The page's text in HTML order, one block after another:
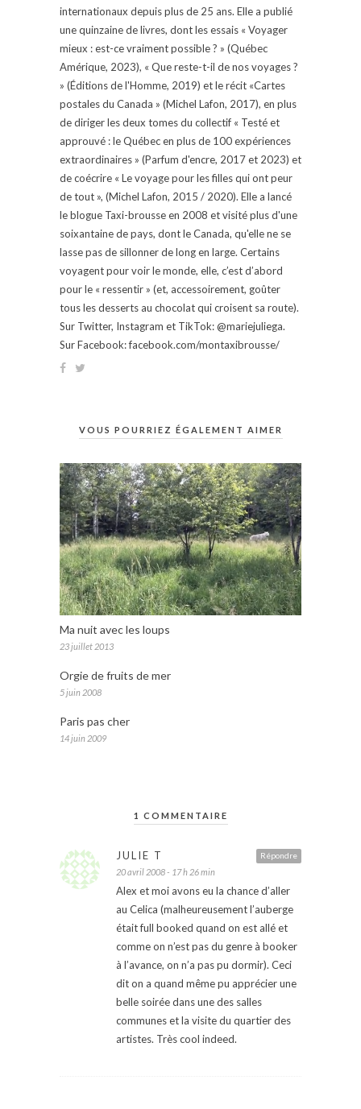
internationaux depuis plus de 25 ans. Elle a publié
une quinzaine de livres, dont les essais « Voyager
mieux : est-ce vraiment possible ? » (Québec
Amérique, 2023), « Que reste-t-il de nos voyages ?
» (Éditions de l'Homme, 2019) et le récit «Cartes
postales du Canada » (Michel Lafon, 2017), en plus
de diriger les deux tomes du collectif « Testé et
approuvé : le Québec en plus de 100 expériences
extraordinaires » (Parfum d'encre, 2017 et 2023) et
de coécrire « Le voyage pour les filles qui ont peur
de tout », (Michel Lafon, 2015 / 2020). Elle a lancé
le blogue Taxi-brousse en 2008 et visité plus d'une
soixantaine de pays, dont le Canada, qu'elle ne se
lasse pas de sillonner de long en large. Certains
voyagent pour voir le monde, elle, c’est d’abord
pour le « ressentir » (et, accessoirement, goûter
tous les desserts au chocolat qui croisent sa route).
Sur Twitter, Instagram et TikTok: @mariejuliega.
Sur Facebook: facebook.com/montaxibrousse/
VOUS POURRIEZ ÉGALEMENT AIMER
Ma nuit avec les loups
23 juillet 2013
Orgie de fruits de mer
5 juin 2008
Paris pas cher
14 juin 2009
1 COMMENTAIRE
Répondre
JULIE T
20 avril 2008 - 17 h 26 min
Alex et moi avons eu la chance d’aller
au Celica (malheureusement l’auberge
était full booked quand on est allé et
comme on n’est pas du genre à booker
à l’avance, on n’a pas pu dormir). Ceci
dit on a quand même pu apprécier une
belle soirée dans une des salles
communes et la visite du quartier des
artistes. Très cool indeed.